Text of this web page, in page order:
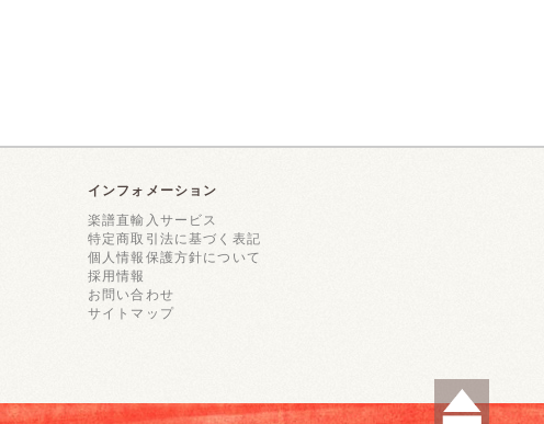
インフォメーション
楽譜直輸入サービス
特定商取引法に基づく表記
個人情報保護方針について
採用情報
お問い合わせ
サイトマップ